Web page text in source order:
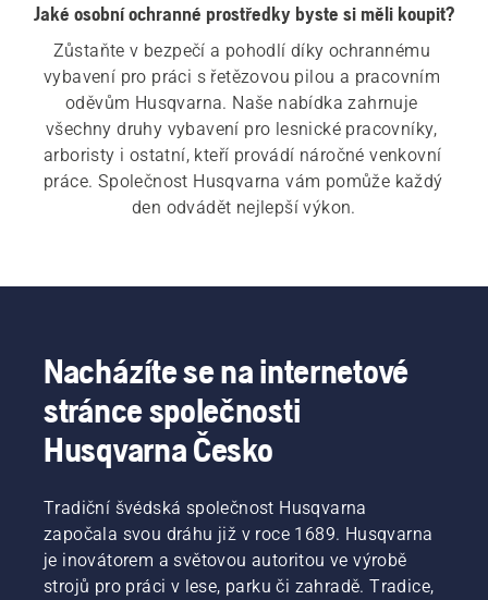
Jaké osobní ochranné prostředky byste si měli koupit?
Zůstaňte v bezpečí a pohodlí díky ochrannému
vybavení pro práci s řetězovou pilou a pracovním
oděvům Husqvarna. Naše nabídka zahrnuje
všechny druhy vybavení pro lesnické pracovníky,
arboristy i ostatní, kteří provádí náročné venkovní
práce. Společnost Husqvarna vám pomůže každý
den odvádět nejlepší výkon.
Nacházíte se na internetové
stránce společnosti
Husqvarna Česko
Tradiční švédská společnost Husqvarna
započala svou dráhu již v roce 1689. Husqvarna
je inovátorem a světovou autoritou ve výrobě
strojů pro práci v lese, parku či zahradě. Tradice,